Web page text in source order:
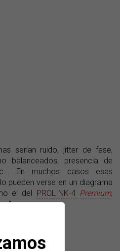
serían ruido, jitter de fase,
balanceados, presencia de
En muchos casos esas
pueden verse en un diagrama
el del PROLINK-4 Premium,